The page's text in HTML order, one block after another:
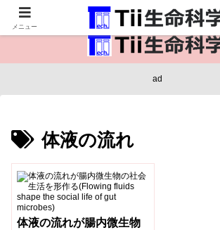
医療保健・生命・生物の情報インフ
ad
体液の流れ
体液の流れが腸内微生物
メニュー